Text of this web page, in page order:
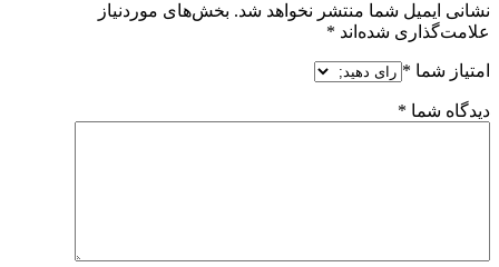
نشانی ایمیل شما منتشر نخواهد شد. بخش‌های موردنیاز
علامت‌گذاری شده‌اند *
امتیاز شما *
دیدگاه شما *